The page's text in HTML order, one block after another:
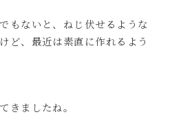
もないと、ねじ伏せるような
ど、最近は素直に作れるよう
きましたね。